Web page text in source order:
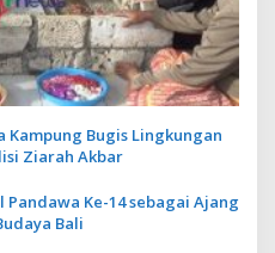
Kampung Bugis Lingkungan
Ziarah Akbar
Ke-14 sebagai Ajang
Bali